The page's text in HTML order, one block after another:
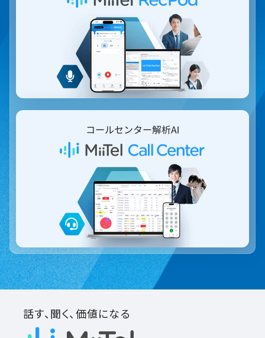
話す、聞く、価値になる